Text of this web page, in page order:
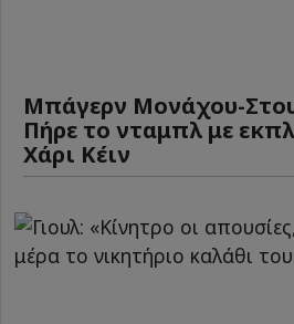
Μπάγερν Μονάχου-
Πήρε το νταμπλ με
Χάρι Κέιν